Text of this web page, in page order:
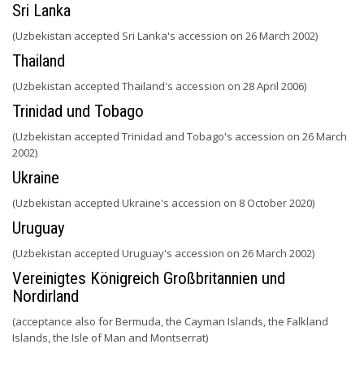
Sri Lanka
(Uzbekistan accepted Sri Lanka's accession on 26 March 2002)
Thailand
(Uzbekistan accepted Thailand's accession on 28 April 2006)
Trinidad und Tobago
(Uzbekistan accepted Trinidad and Tobago's accession on 26 March
2002)
Ukraine
(Uzbekistan accepted Ukraine's accession on 8 October 2020)
Uruguay
(Uzbekistan accepted Uruguay's accession on 26 March 2002)
Vereinigtes Königreich Großbritannien und
Nordirland
(acceptance also for Bermuda, the Cayman Islands, the Falkland
Islands, the Isle of Man and Montserrat)